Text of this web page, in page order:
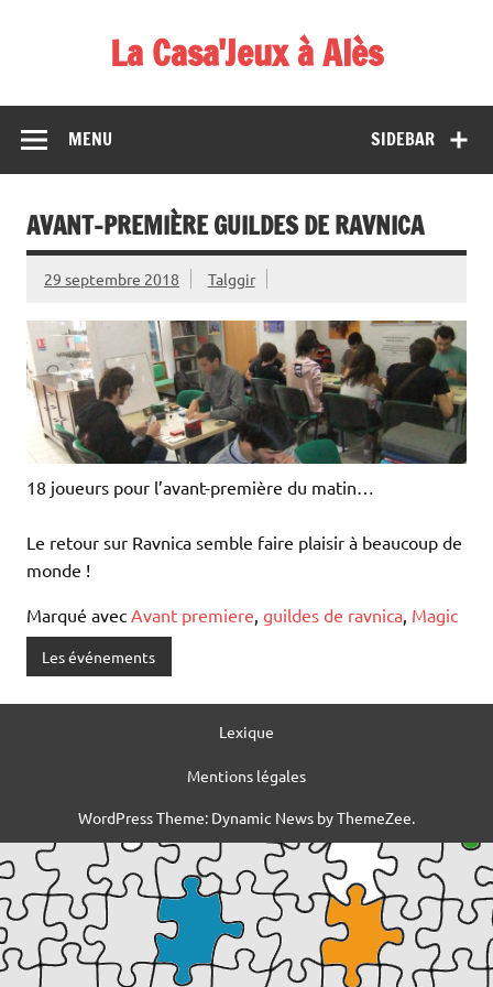
La Casa'Jeux à Alès
démos et de tournois
SIDEBAR
MENU
AVANT-PREMIÈRE GUILDES DE RAVNICA
29 septembre 2018 Talggir
18 joueurs pour l’avant-première du matin…
Le retour sur Ravnica semble faire plaisir à beaucoup de
monde !
Marqué avec Avant premiere, guildes de ravnica, Magic
Les événements
Lexique
Mentions légales
WordPress Theme: Dynamic News by ThemeZee.